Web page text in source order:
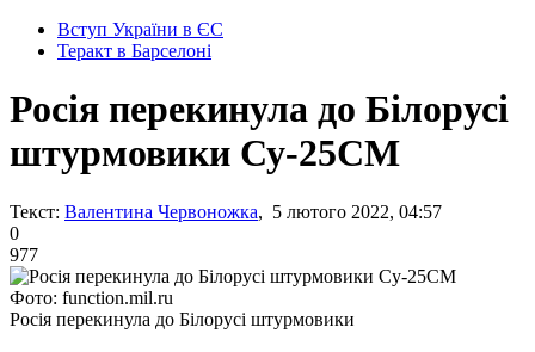
Вступ України в ЄС
Теракт в Барселоні
Росія перекинула до Білорусі
штурмовики Су-25СМ
Текст: Валентина Червоножка, 5 лютого 2022, 04:57
0
977
Фото: function.mil.ru
Росія перекинула до Білорусі штурмовики